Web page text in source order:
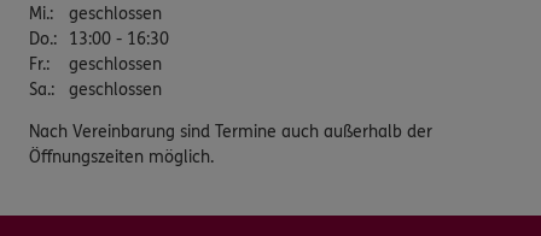
Mi.:
geschlossen
Do.:
13:00 - 16:30
Fr.:
geschlossen
Sa.: geschlossen
Nach Vereinbarung sind Termine auch außerhalb der
Öffnungszeiten möglich.